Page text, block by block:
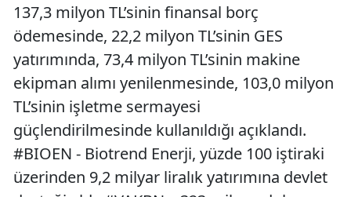
137,3 milyon TL’sinin finansal borç
ödemesinde, 22,2 milyon TL’sinin GES
yatırımında, 73,4 milyon TL’sinin makine
ekipman alımı yenilenmesinde, 103,0 milyon
TL’sinin işletme sermayesi
güçlendirilmesinde kullanıldığı açıklandı.
#BIOEN - Biotrend Enerji, yüzde 100 iştiraki
üzerinden 9,2 milyar liralık yatırımına devlet